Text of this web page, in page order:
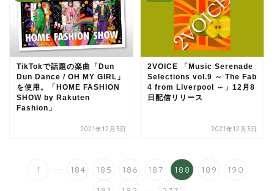
TikTokで話題の楽曲「Dun
Dun Dance / OH MY GIRL」
を使用。「HOME FASHION
SHOW by Rakuten
Fashion」
2021年12月3日
2VOICE 「Music Serenade
Selections vol.9 ～ The Fab
4 from Liverpool ～」12月8
日配信リリース
2021年12月3日
1 ... 184 185 186 187 188 189
190
...